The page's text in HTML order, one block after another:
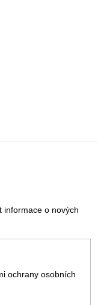
informace o nových
ochrany osobních